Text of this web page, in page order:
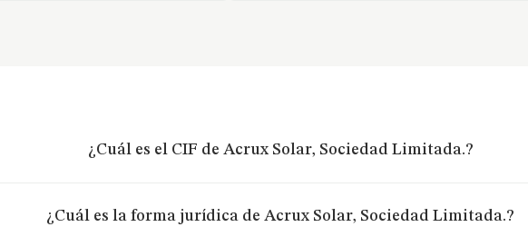
¿Cuál es el CIF de Acrux Solar, Sociedad Limitada.?
¿Cuál es la forma jurídica de Acrux Solar, Sociedad Limitada.?